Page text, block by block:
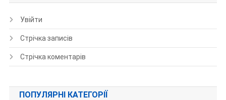
Увійти
Стрічка записів
Стрічка коментарів
ПОПУЛЯРНІ КАТЕГОРІЇ